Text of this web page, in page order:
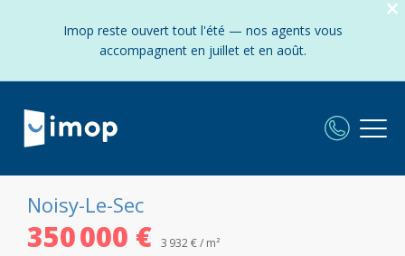
Imop reste ouvert tout l'été — nos agents vous
accompagnent en juillet et en août.
Noisy-Le-Sec
350 000 € 3 932 € / m²